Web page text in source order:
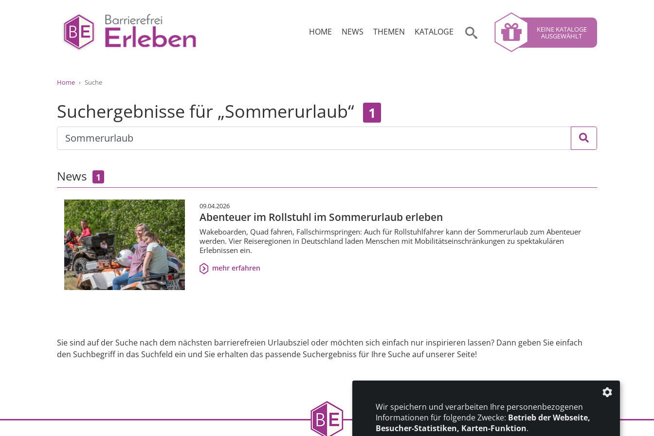
HOME NEWS THEMEN KATALOGE KEINE KATALOGE
AUSGEWÄHLT
Home Suche
Suchergebnisse für „Sommerurlaub“ 1
News 1
09.04.2026
Abenteuer im Rollstuhl im Sommerurlaub erleben
Wakeboarden, Quad fahren, Fallschirmspringen: Auch für Rollstuhlfahrer kann der Sommerurlaub zum Abenteuer
werden. Vier Reiseregionen in Deutschland laden Menschen mit Mobilitätseinschränkungen zu spektakulären
Erlebnissen ein.
mehr erfahren
Sie sind auf der Suche nach dem nächsten barrierefreien Urlaubsziel oder möchten sich einfach nur inspirieren lassen? Dann geben Sie einfach
den Suchbegriff in das Suchfeld ein und Sie erhalten das passende Suchergebniss für Ihre Suche auf unserer Seite!
Wir speichern und verarbeiten Ihre personenbezogenen
Informationen für folgende Zwecke: Betrieb der Webseite,
Besucher-Statistiken, Karten-Funktion.